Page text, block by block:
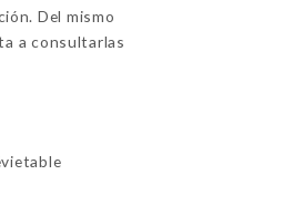
Del mismo
a consultarlas